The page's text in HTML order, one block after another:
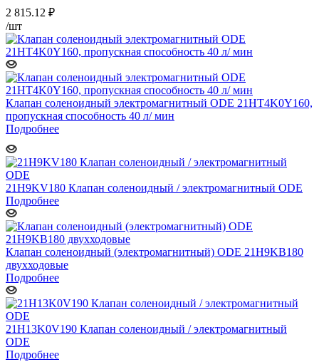
2 815.12 ₽
/шт
Клапан соленоидный электромагнитный ODE 21HT4K0Y160,
пропускная способность 40 л/ мин
Подробнее
21H9KV180 Клапан соленоидный / электромагнитный ODE
Подробнее
Клапан соленоидный (электромагнитный) ODE 21H9KB180
двухходовые
Подробнее
21H13K0V190 Клапан соленоидный / электромагнитный
ODE
Подробнее